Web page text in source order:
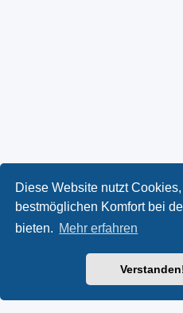
Diese Website nutzt
bestmöglichen Komfort bei
bieten. Mehr erfahren